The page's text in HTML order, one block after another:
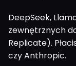
DeepSeek,
zewnętrznych
Replicate).
czy Anthropic.